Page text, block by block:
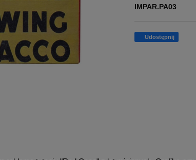
IMPAR.PA03
Udostępnij